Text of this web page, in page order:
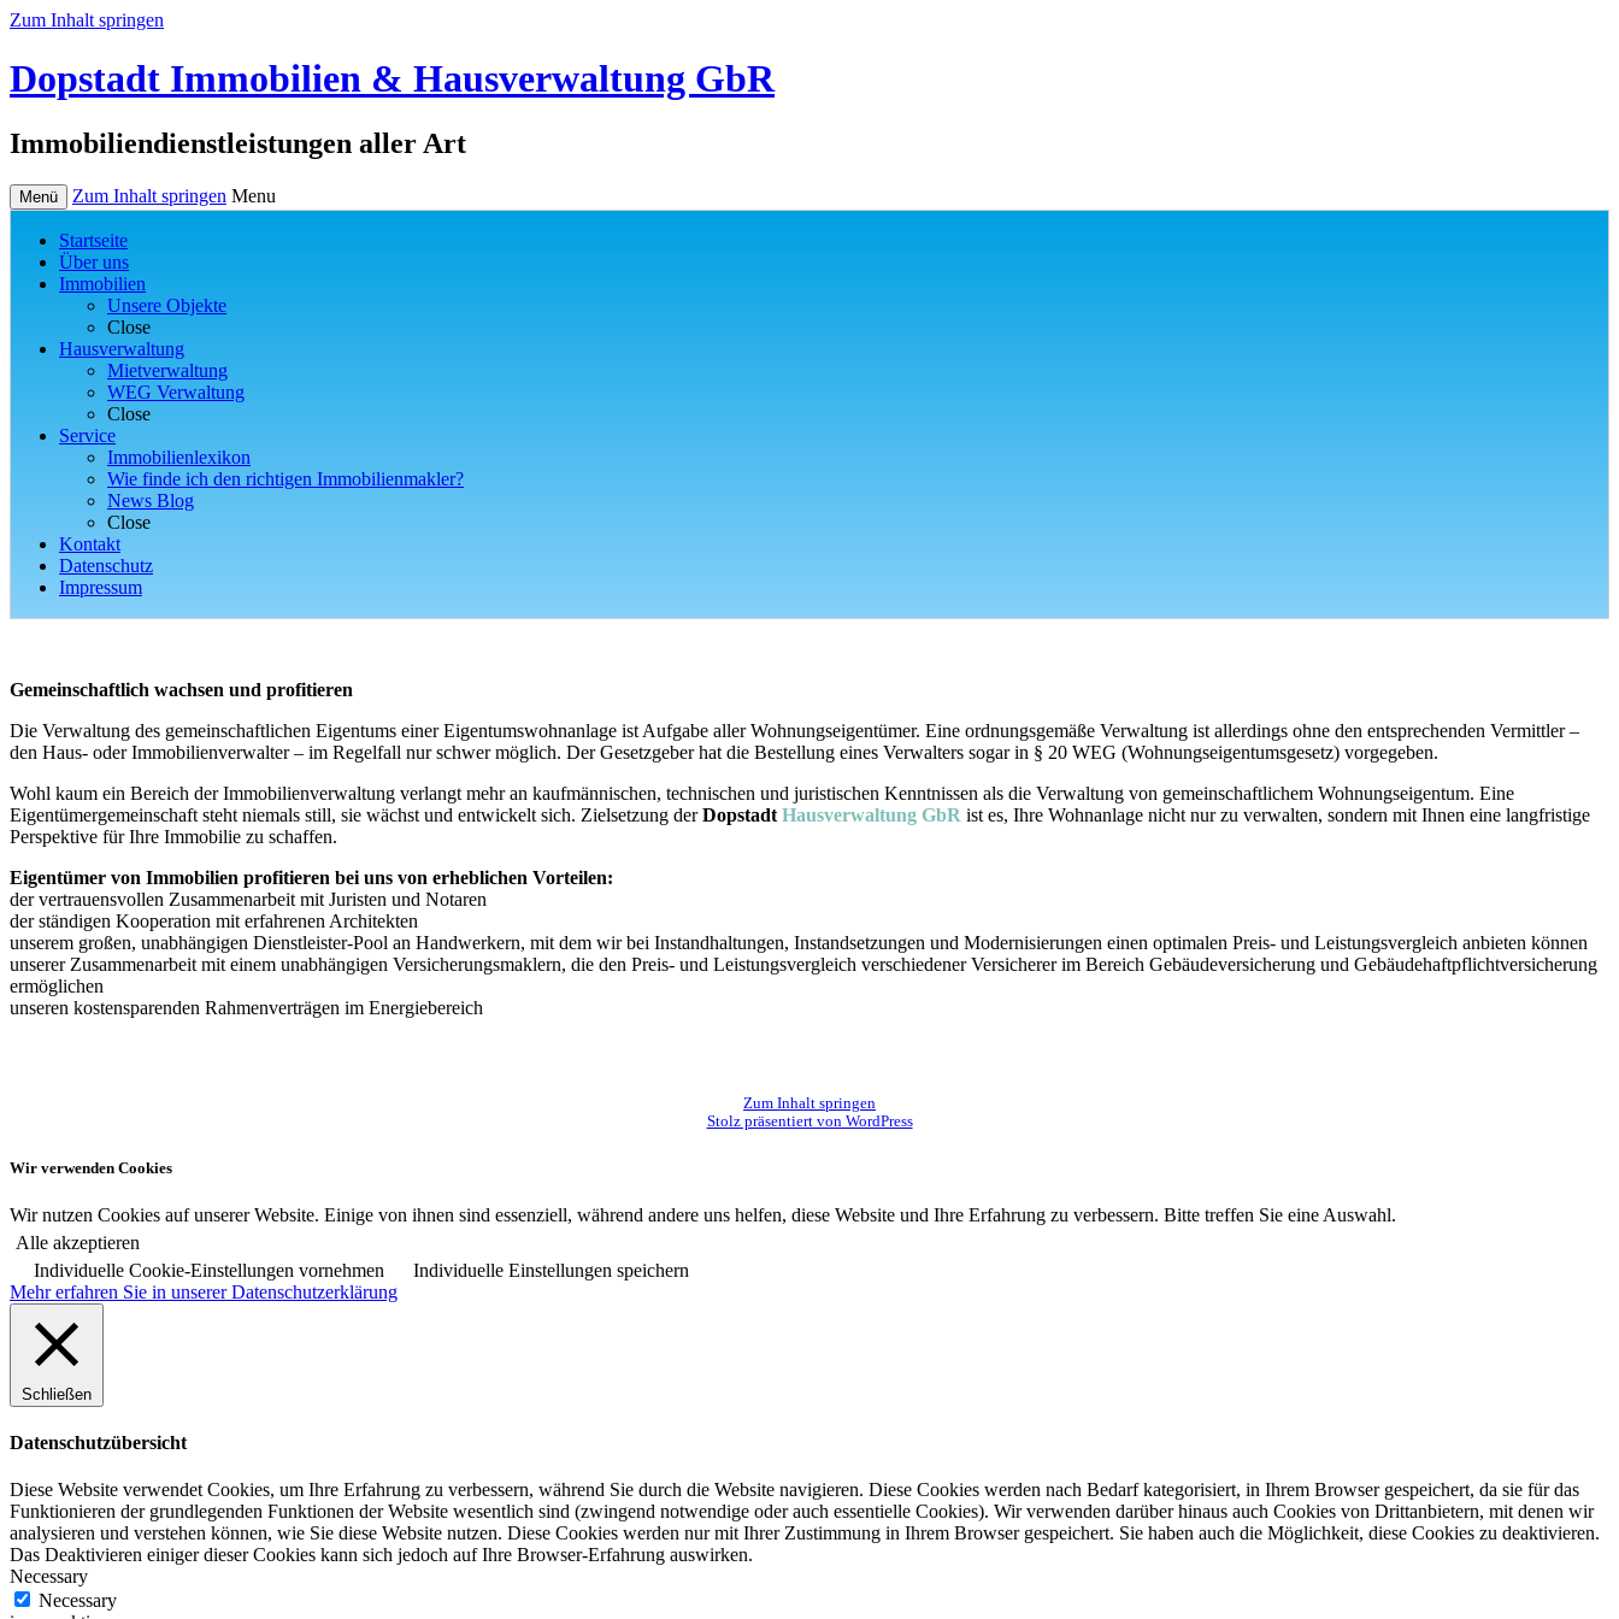
Zum Inhalt springen
Dopstadt Immobilien & Hausverwaltung GbR
Immobiliendienstleistungen aller Art
Menü Zum Inhalt springen Menu
Startseite
Über uns
Immobilien
Unsere Objekte
Close
Hausverwaltung
Mietverwaltung
WEG Verwaltung
Close
Service
Immobilienlexikon
Wie finde ich den richtigen Immobilienmakler?
News Blog
Close
Kontakt
Datenschutz
Impressum
Gemeinschaftlich wachsen und profitieren
Die Verwaltung des gemeinschaftlichen Eigentums einer Eigentumswohnanlage ist Aufgabe aller Wohnungseigentümer. Eine ordnungsgemäße Verwaltung ist allerdings ohne den entsprechenden Vermittler –
den Haus- oder Immobilienverwalter – im Regelfall nur schwer möglich. Der Gesetzgeber hat die Bestellung eines Verwalters sogar in § 20 WEG (Wohnungseigentumsgesetz) vorgegeben.
Wohl kaum ein Bereich der Immobilienverwaltung verlangt mehr an kaufmännischen, technischen und juristischen Kenntnissen als die Verwaltung von gemeinschaftlichem Wohnungseigentum. Eine
Eigentümergemeinschaft steht niemals still, sie wächst und entwickelt sich. Zielsetzung derDopstadt Hausverwaltung GbR ist es, Ihre Wohnanlage nicht nur zu verwalten, sondern mit Ihnen eine langfristige
Perspektive für Ihre Immobilie zu schaffen.
Eigentümer von Immobilien profitieren bei uns von erheblichen Vorteilen:
der vertrauensvollen Zusammenarbeit mit Juristen und Notaren
der ständigen Kooperation mit erfahrenen Architekten
unserem großen, unabhängigen Dienstleister-Pool an Handwerkern, mit dem wir bei Instandhaltungen, Instandsetzungen und Modernisierungen einen optimalen Preis- und Leistungsvergleich anbieten können
unserer Zusammenarbeit mit einem unabhängigen Versicherungsmaklern, die den Preis- und Leistungsvergleich verschiedener Versicherer im Bereich Gebäudeversicherung und Gebäudehaftpflichtversicherung
ermöglichen
unseren kostensparenden Rahmenverträgen im Energiebereich
Zum Inhalt springen
Stolz präsentiert von WordPress
Wir verwenden Cookies
Wir nutzen Cookies auf unserer Website. Einige von ihnen sind essenziell, während andere uns helfen, diese Website und Ihre Erfahrung zu verbessern. Bitte treffen Sie eine Auswahl.
Alle akzeptieren
Individuelle Cookie-Einstellungen vornehmen
Individuelle Einstellungen speichern
Mehr erfahren Sie in unserer Datenschutzerklärung
Schließen
Datenschutzübersicht
Diese Website verwendet Cookies, um Ihre Erfahrung zu verbessern, während Sie durch die Website navigieren. Diese Cookies werden nach Bedarf kategorisiert, in Ihrem Browser gespeichert, da sie für das
Funktionieren der grundlegenden Funktionen der Website wesentlich sind (zwingend notwendige oder auch essentielle Cookies). Wir verwenden darüber hinaus auch Cookies von Drittanbietern, mit denen wir
analysieren und verstehen können, wie Sie diese Website nutzen. Diese Cookies werden nur mit Ihrer Zustimmung in Ihrem Browser gespeichert. Sie haben auch die Möglichkeit, diese Cookies zu deaktivieren.
Das Deaktivieren einiger dieser Cookies kann sich jedoch auf Ihre Browser-Erfahrung auswirken.
Necessary
Necessary